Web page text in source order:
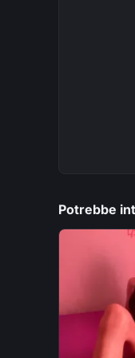
Potrebbe